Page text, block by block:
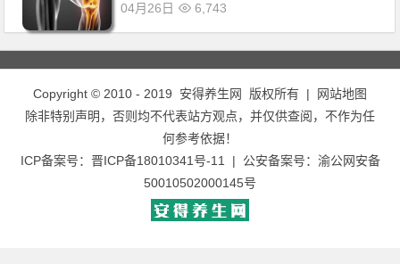
04月26日 6,743
Copyright © 2010 - 2019 安得养生网 版权所有 |
网站地图
除非特别声明，否则均不代表站方观点，并仅供查阅，不作为任
何参考依据！
ICP备案号： 晋ICP备18010341号-11 | 公安备案号： 渝公网安备
50010502000145号